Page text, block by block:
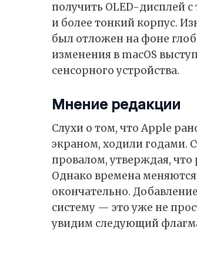
получить OLED-дисплей
и более тонкий корпус.
был отложен на фоне
изменения в macOS
сенсорного устройства.
Мнение редакции
Слухи о том, что Apple
экраном, ходили годами.
провалом, утверждая, что
Однако времена
окончательно.
систему — это уже не
увидим следующий